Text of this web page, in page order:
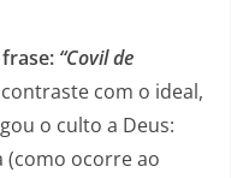
frase: “Covil de
com o ideal,
o culto a Deus:
(como ocorre ao